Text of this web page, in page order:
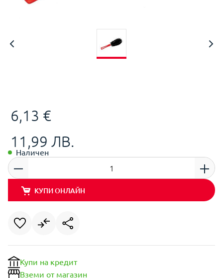
6,13 €
11,99 ЛВ.
Наличен
КУПИ ОНЛАЙН
Купи на кредит
Вземи от магазин